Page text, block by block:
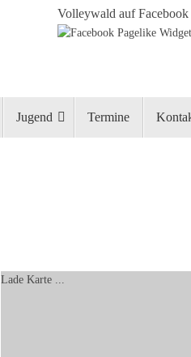
Volleywald auf Facebook
Jugend Termine
Lade Karte ...